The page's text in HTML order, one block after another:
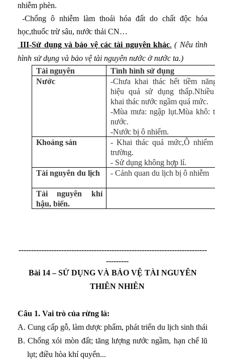
nhiễm phèn.
-Chống ô nhiễm làm thoái hóa đất do chất độc hóa
học,thuốc trừ sâu, nước thải CN…
III-Sử dụng và bảo vệ các tài nguyên khác. ( Nêu tình
hình sử dụng và bảo vệ tài nguyên nước ở nước ta.)
Tài nguyên
Tình hình sử dụng
Nước
-Chưa khai thác hết tiềm năng
hiệu quả sử dụng thấp.Nhiều
khai thác nước ngầm quá mức.
-Mùa mưa: ngập lụt.Mùa khô:
nước.
-Nước bị ô nhiểm.
Khoáng sản
- Khai thác quá mức,Ô nhiểm
trường.
- Sử dụng không hợp lí.
Tài nguyên du lịch
- Cảnh quan du lịch bị ô nhiễm
Tài nguyên khí
hậu, biển.
---------------------------------------------------------------------------
---------
Bài 14 – SỬ DỤNG VÀ BẢO VỆ TÀI NGUYÊN
THIÊN NHIÊN
Câu 1. Vai trò của rừng là:
A. Cung cấp gỗ, làm dược phẩm, phát triển du lịch sinh thái
B. Chống xói mòn đất; tăng lượng nước ngầm, hạn chế lũ
lụt; điều hòa khí quyển...